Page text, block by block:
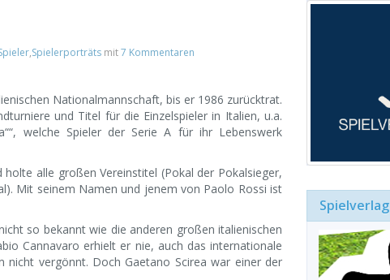
,Spielerporträts mit7 Kommentaren
Nationalmannschaft, bis er 1986 zurücktrat.
und Titel für die Einzelspieler in Italien, u.a.
welche Spieler der Serie A für ihr Lebenswerk
alle großen Vereinstitel (Pokal der Pokalsieger,
Mit seinem Namen und jenem von Paolo Rossi ist
so bekannt wie die anderen großen italienischen
Cannavaro erhielt er nie, auch das internationale
vergönnt. Doch Gaetano Scirea war einer der